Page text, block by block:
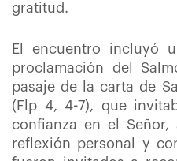
gratitud.
El encuentro incluyó
proclamación del
pasaje de la carta de
(Flp 4, 4-7), que
confianza en el
reflexión personal y